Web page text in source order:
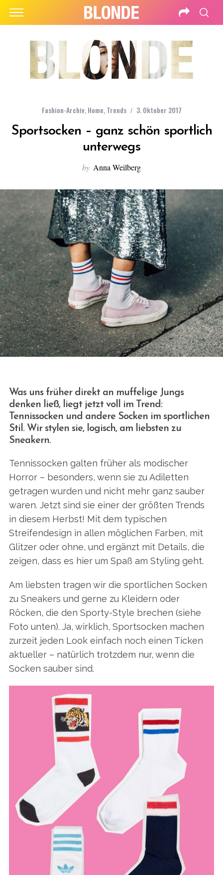
Fashion-Archiv,Home,Trends 3. Oktober 2017
Sportsocken – ganz schön sportlich
unterwegs
by Anna Weilberg
Was uns früher direkt an muffelige Jungs
denken ließ, liegt jetzt voll im Trend:
Tennissocken und andere Socken im sportlichen
Stil. Wir stylen sie, logisch, am liebsten zu
Sneakern.
Tennissocken galten früher als modischer
Horror – besonders, wenn sie zu Adiletten
getragen wurden und nicht mehr ganz sauber
waren. Jetzt sind sie einer der größten Trends
in diesem Herbst! Mit dem typischen
Streifendesign in allen möglichen Farben, mit
Glitzer oder ohne, und ergänzt mit Details, die
zeigen, dass es hier um Spaß am Styling geht.
Am liebsten tragen wir die sportlichen Socken
zu Sneakers und gerne zu Kleidern oder
Röcken, die den Sporty-Style brechen (siehe
Foto unten). Ja, wirklich, Sportsocken machen
zurzeit jeden Look einfach noch einen Ticken
aktueller – natürlich trotzdem nur, wenn die
Socken sauber sind.